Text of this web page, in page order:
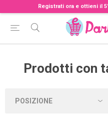
Registrati ora e ottieni il
Prodotti con